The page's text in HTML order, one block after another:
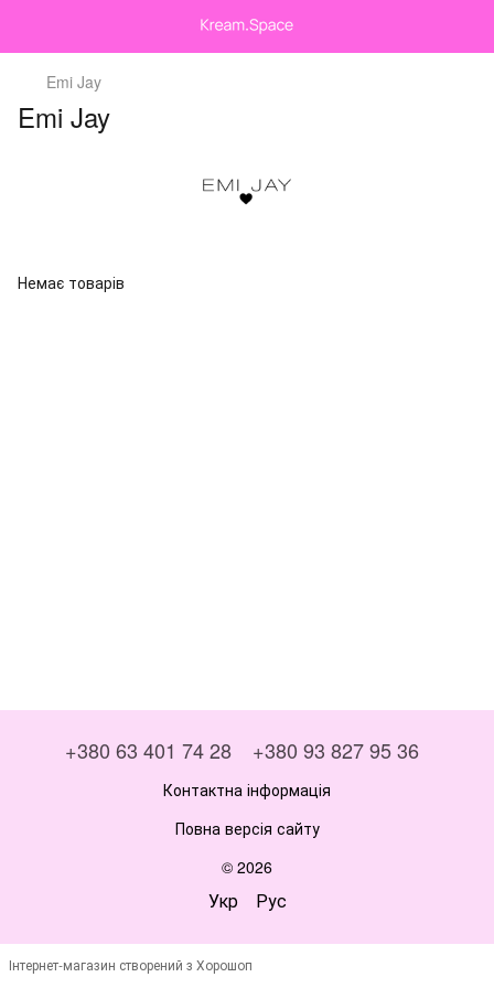
Emi Jay
Emi Jay
Немає товарів
+380 63 401 74 28 +380 93 827 95 36
Контактна інформація
Повна версія сайту
© 2026
Укр Рус
Інтернет-магазин створений з Хорошоп